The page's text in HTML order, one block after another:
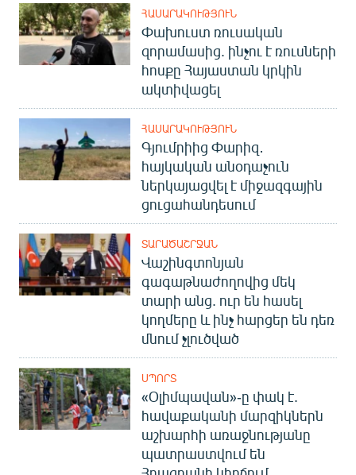
ՀԱՍԱՐԱԿՈՒԹՅՈՒՆ
Փախուստ ռուսական
զորամասից. ինչու է ռուսների
հոսքը Հայաստան կրկին
ակտիվացել
ՀԱՍԱՐԱԿՈՒԹՅՈՒՆ
Գյումրիից Փարիզ․
հայկական անօդաչուն
ներկայացվել է միջազգային
ցուցահանդեսում
ՏԱՐԱԾԱՇՐՋԱՆ
Վաշինգտոնյան
գագաթնաժողովից մեկ
տարի անց. ուր են հասել
կողմերը և ինչ հարցեր են դեռ
մնում չլուծված
ՍՊՈՐՏ
«Օլիմպավան»-ը փակ է.
հավաքականի մարզիկներն
աշխարհի առաջնությանը
պատրաստվում են